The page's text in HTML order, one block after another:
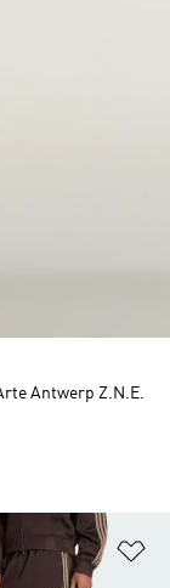
de produits
Antwerp Z.N.E.